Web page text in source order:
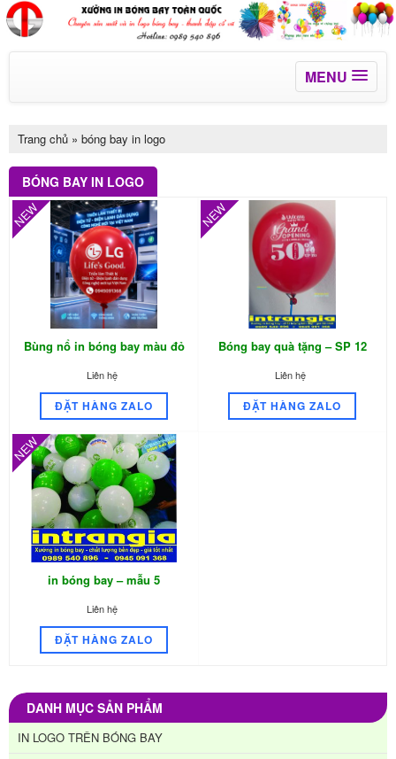
MENU
Trang chủ » bóng bay in logo
BÓNG BAY IN LOGO
Bùng nổ in bóng bay màu đỏ
Liên hệ
ĐẶT HÀNG ZALO
NEW
Bóng bay quà tặng – SP 12
Liên hệ
ĐẶT HÀNG ZALO
NEW
in bóng bay – mẫu 5
Liên hệ
ĐẶT HÀNG ZALO
NEW
DANH MỤC SẢN PHẨM
IN LOGO TRÊN BÓNG BAY